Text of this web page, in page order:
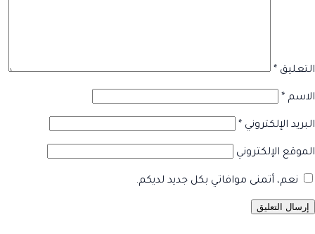
التعليق *
الاسم *
البريد الإلكتروني *
الموقع الإلكتروني
نعم، أتمنى موافاتي بكل جديد لديكم.